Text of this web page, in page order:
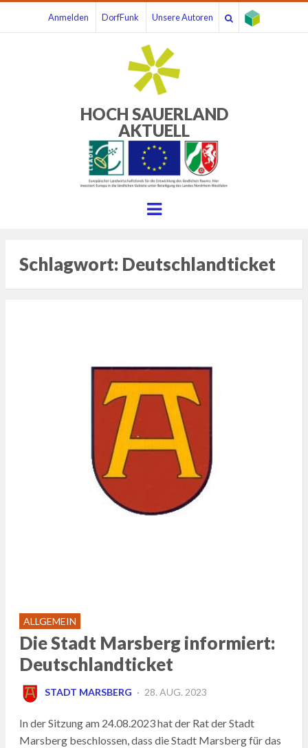
Anmelden DorfFunk Unsere Autoren
HOCH SAUERLAND
AKTUELL
Menu
Schlagwort: Deutschlandticket
ALLGEMEIN
Die Stadt Marsberg informiert:
Deutschlandticket
STADT MARSBERG
POSTED
28. AUG. 2023
In der Sitzung am 24.08.2023 hat der Rat der Stadt
Marsberg beschlossen, dass die Stadt Marsberg für das